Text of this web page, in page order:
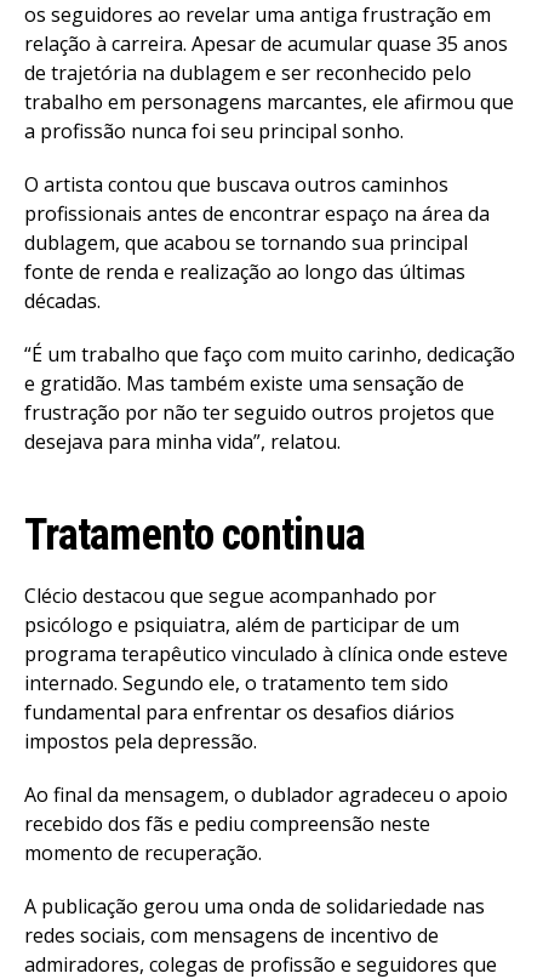
os seguidores ao revelar uma antiga frustração em
relação à carreira. Apesar de acumular quase 35 anos
de trajetória na dublagem e ser reconhecido pelo
trabalho em personagens marcantes, ele afirmou que
a profissão nunca foi seu principal sonho.
O artista contou que buscava outros caminhos
profissionais antes de encontrar espaço na área da
dublagem, que acabou se tornando sua principal
fonte de renda e realização ao longo das últimas
décadas.
“É um trabalho que faço com muito carinho, dedicação
e gratidão. Mas também existe uma sensação de
frustração por não ter seguido outros projetos que
desejava para minha vida”, relatou.
Tratamento continua
Clécio destacou que segue acompanhado por
psicólogo e psiquiatra, além de participar de um
programa terapêutico vinculado à clínica onde esteve
internado. Segundo ele, o tratamento tem sido
fundamental para enfrentar os desafios diários
impostos pela depressão.
Ao final da mensagem, o dublador agradeceu o apoio
recebido dos fãs e pediu compreensão neste
momento de recuperação.
A publicação gerou uma onda de solidariedade nas
redes sociais, com mensagens de incentivo de
admiradores, colegas de profissão e seguidores que